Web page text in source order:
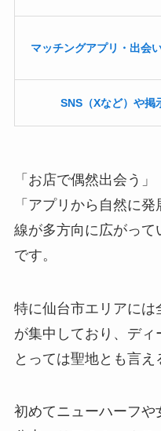
マッチングアプリ・出会
SNS（Xなど）や掲
「お店で偶然出会う
「アプリから自然に
線が多方向に広がって
です。
特に仙台市エリアに
が集中しており、デ
とっては聖地とも言え
初めてニューハーフや